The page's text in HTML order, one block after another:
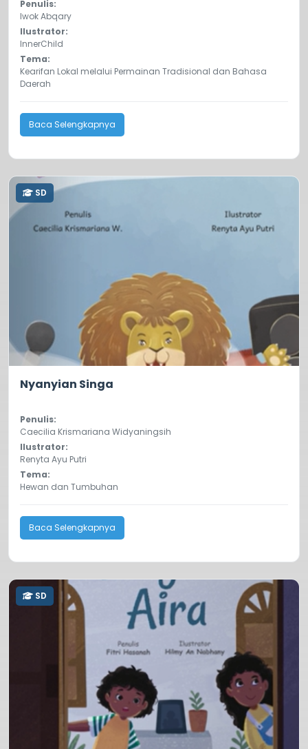
Penulis:
Iwok Abqary
Ilustrator:
InnerChild
Tema:
Kearifan Lokal melalui Permainan Tradisional dan Bahasa
Daerah
Baca Selengkapnya
SD
Nyanyian Singa
Penulis:
Caecilia Krismariana Widyaningsih
Ilustrator:
Renyta Ayu Putri
Tema:
Hewan dan Tumbuhan
Baca Selengkapnya
SD